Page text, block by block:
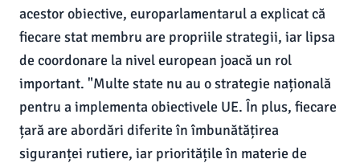
acestor obiective, europarlamentarul a explicat că
fiecare stat membru are propriile strategii, iar lipsa
de coordonare la nivel european joacă un rol
important. "Multe state nu au o strategie națională
pentru a implementa obiectivele UE. În plus, fiecare
țară are abordări diferite în îmbunătățirea
siguranței rutiere, iar prioritățile în materie de